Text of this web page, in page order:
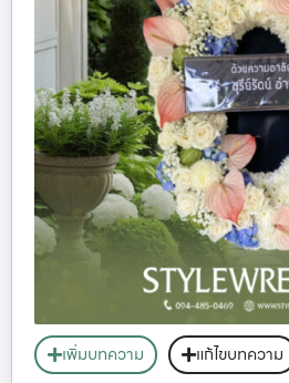
เพิ่มบทความ แก้ไขบทความ